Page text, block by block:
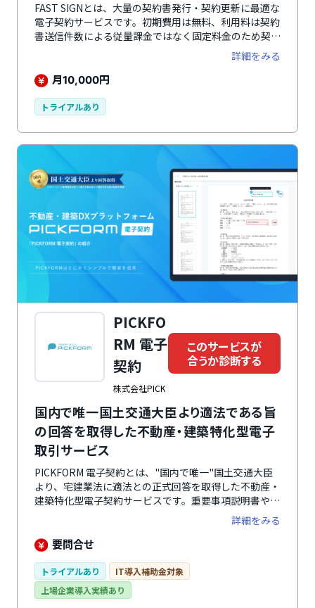
FAST SIGNとは、大量の契約書発行・契約更新に最適な
電子契約サービスです。初期費用は無料、利用料は契約
書送信件数による従量課金ではなく固定料金のため契約
書発行・更新件数が多い場合にもリーズナブルに利用で
きます。契約書の件数カウントは契約締結後のため、無
駄な料金がかかる心配がありません。ログインアカウン
加料金は不要です。相手方がスマホでも利用しやすく、
信機能も搭載しており、メールのみの場合に比べて契約
書到達率が高いのもメリットです。運営会社である株式
会社マルジュのWeb面接ツール「SOKUMEN」と連携す
れば、遠隔で面接・面談を行った後に雇用契約書などの
入社関連書類を送信可能です。シームレスな遠隔採用を
詳細をみる
月10,000円
トライアルあり
PICKFO
RM 電子
契約
株式会社PICK
このサービスが
合うか診断する
国内で唯一国土交通大臣より適法である旨
の回答を取得した不動産・建築特化型電子
取引サービス
PICKFORM 電子契約とは、"国内で唯一"国土交通大臣
より、宅建業法に適法との正式回答を取得した不動産・
建築特化型電子契約サービスです。重要事項説明書や売
買契約・賃貸借契約・工事請負契約・NDAの締結など、
すべての契約書や領収書に使用できます。また、電子帳
簿保存法に対応した形での書類保管機能や共有機能・顧
ったり手間のかかる不動産・建築業界の業務を効率化出
来る電子取引サービスです。
詳細をみる
要問合せ
トライアルあり
IT導入補助金対象
上場企業導入実績あり